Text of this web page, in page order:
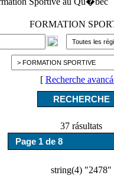
FORMATION
[ Recherche
37 rásultats
string(4) "2478"